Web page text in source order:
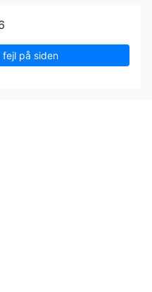
på siden